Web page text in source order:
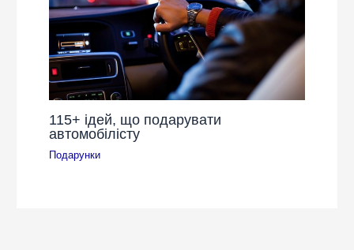
115+ ідей, що подарувати
автомобілісту
Подарунки